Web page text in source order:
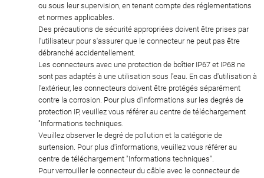
ou sous leur supervision, en tenant compte des réglementations
et normes applicables.
Des précautions de sécurité appropriées doivent être prises par
l'utilisateur pour s'assurer que le connecteur ne peut pas être
débranché accidentellement.
Les connecteurs avec une protection de boîtier IP67 et IP68 ne
sont pas adaptés à une utilisation sous l'eau. En cas d'utilisation à
l'extérieur, les connecteurs doivent être protégés séparément
contre la corrosion. Pour plus d'informations sur les degrés de
protection IP, veuillez vous référer au centre de téléchargement
"Informations techniques.
Veuillez observer le degré de pollution et la catégorie de
surtension. Pour plus d'informations, veuillez vous référer au
centre de téléchargement "Informations techniques".
Pour verrouiller le connecteur du câble avec le connecteur de